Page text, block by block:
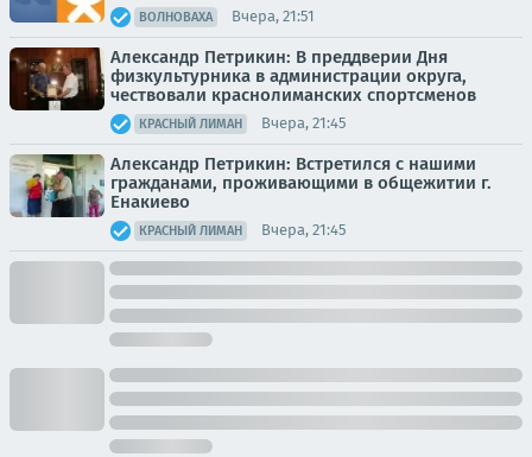
ВОЛНОВАХА Вчера, 21:51
Александр Петрикин: В преддверии Дня
физкультурника в администрации округа,
чествовали краснолиманских спортсменов
КРАСНЫЙ ЛИМАН Вчера, 21:45
Александр Петрикин: Встретился с нашими
гражданами, проживающими в общежитии г.
Енакиево
КРАСНЫЙ ЛИМАН Вчера, 21:45